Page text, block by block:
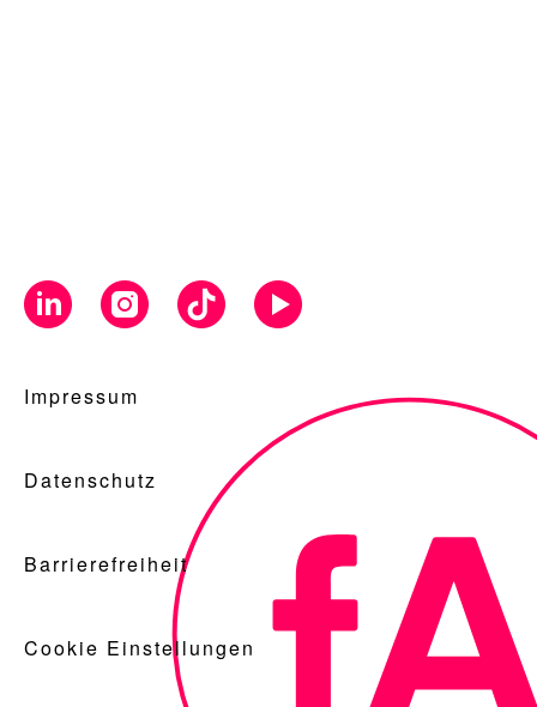
Impressum
Datenschutz
Barrierefreiheit
Cookie Einstellungen